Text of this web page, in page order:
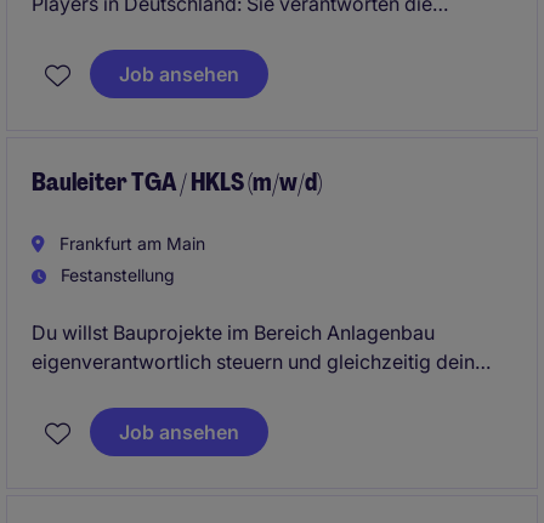
Design & Build sowie Workplace Consulting. Dabei
agieren Sie an der Schnittstelle von Vertrieb,
Job ansehen
Bauleiter TGA / HKLS (m/w/d)
Frankfurt am Main
Festanstellung
Du willst Bauprojekte im Bereich Anlagenbau
eigenverantwortlich steuern und gleichzeitig dein
Position genau dein nächster Karriereschritt.
Job ansehen